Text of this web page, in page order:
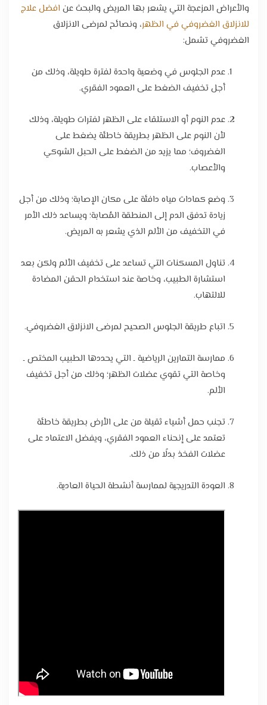
والأعراض المزعجة التي يشعر بها المريض والبحث عن افضل علاج
للانزلاق الغضروفي في الظهر، ونصائح لمرضى الانزلاق
الغضروفي تشمل:
عدم الجلوس في وضعية واحدة لفترة طويلة، وذلك من
أجل تخفيف الضغط على العمود الفقري.
عدم النوم أو الاستلقاء على الظهر لفترات طويلة، وذلك
لأن النوم على الظهر بطريقة خاطئة يضغط على
الغضروف؛ مما يزيد من الضغط على الحبل الشوكي
والأعصاب.
وضع كمادات مياه دافئة على مكان الإصابة؛ وذلك من أجل
زيادة تدفق الدم إلى المنطقة المُصابة؛ ويساعد ذلك الأمر
في التخفيف من الألم الذي يشعر به المريض.
تناول المسكنات التي تساعد على تخفيف الألم ولكن بعد
استشارة الطبيب، وخاصة عند استخدام الحقن المضادة
للالتهاب.
اتباع طريقة الجلوس الصحيح لمرضى الانزلاق الغضروفي.
ممارسة التمارين الرياضية ـ التي يحددها الطبيب المختص ـ
وخاصة التي تقوي عضلات الظهر؛ وذلك من أجل تخفيف
الألم.
تجنب حمل أشياء ثقيلة من على الأرض بطريقة خاطئة
تعتمد على إنحناء العمود الفقري، ويفضل الاعتماد على
عضلات الفخذ بدلًا من ذلك.
العودة التدريجية لممارسة أنشطة الحياة العادية.